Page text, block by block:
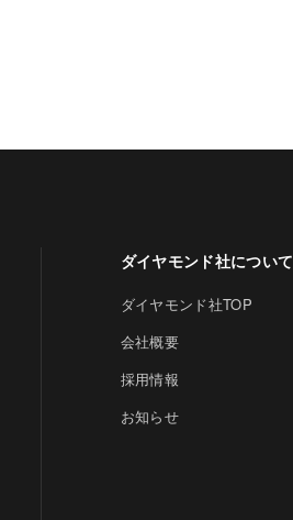
ダイヤモンド社について
ダイヤモンド社TOP
会社概要
採用情報
お知らせ